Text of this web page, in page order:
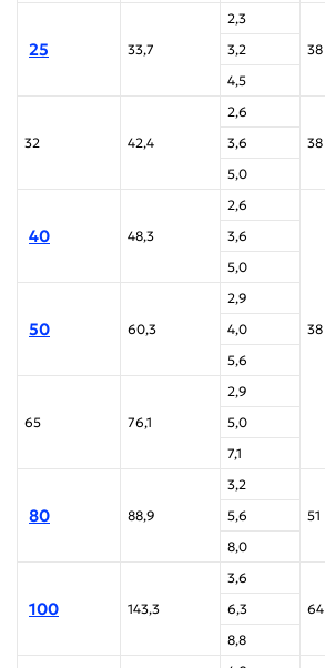
25 33,7
2,3
38
3,2
4,5
32 42,4
2,6
38
3,6
5,0
40 48,3
2,6
38
3,6
5,0
50 60,3
2,9
4,0
5,6
65 76,1
2,9
5,0
7,1
80 88,9
3,2
51
5,6
8,0
100 143,3
3,6
64
6,3
8,8